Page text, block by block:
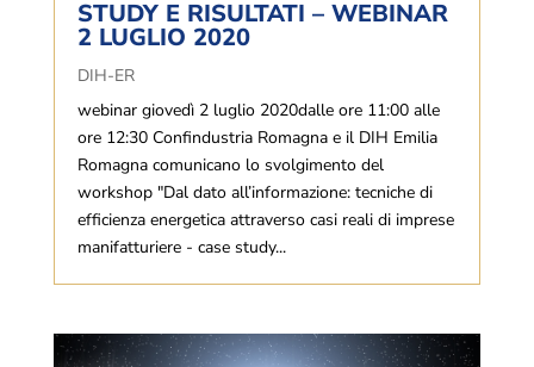
STUDY E RISULTATI – WEBINAR
2 LUGLIO 2020
DIH-ER
webinar giovedì 2 luglio 2020dalle ore 11:00 alle
ore 12:30 Confindustria Romagna e il DIH Emilia
Romagna comunicano lo svolgimento del
workshop "Dal dato all’informazione: tecniche di
efficienza energetica attraverso casi reali di imprese
manifatturiere - case study...